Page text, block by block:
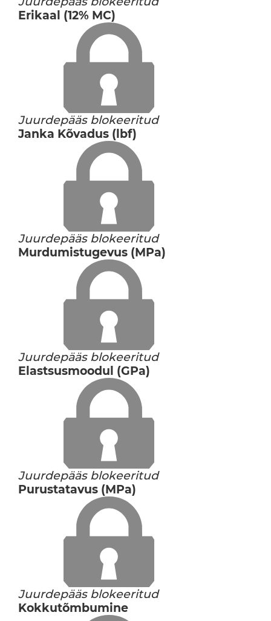
Erikaal (12% MC)
Juurdepääs blokeeritud
Janka Kõvadus (lbf)
Juurdepääs blokeeritud
Murdumistugevus (MPa)
Juurdepääs blokeeritud
Elastsusmoodul (GPa)
Juurdepääs blokeeritud
Purustatavus (MPa)
Juurdepääs blokeeritud
Kokkutõmbumine